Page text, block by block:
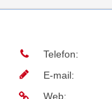
Telefon:
E-mail:
Web: